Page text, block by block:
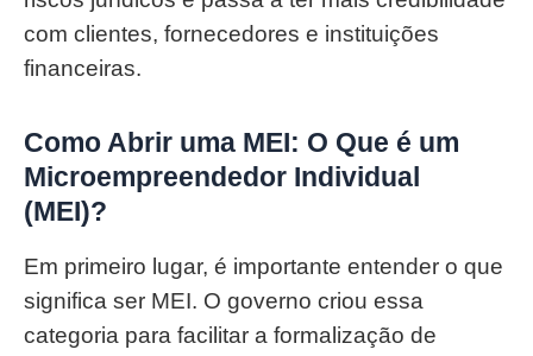
com clientes, fornecedores e instituições
financeiras.
Como Abrir uma MEI: O Que é um
Microempreendedor Individual
(MEI)?
Em primeiro lugar, é importante entender o que
significa ser MEI. O governo criou essa
categoria para facilitar a formalização de